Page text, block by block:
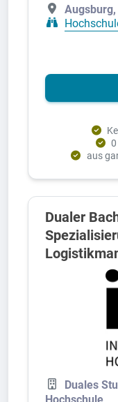
aus
Dualer
Duales